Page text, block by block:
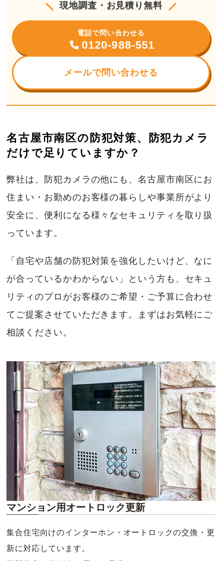
現地調査・お見積り無料
電話で問い合わせる
0120-988-551
メールで問い合わせる
名古屋市南区の防犯対策、防犯カメラ
だけで足りていますか？
弊社は、防犯カメラの他にも、名古屋市南区にお
住まい・お勤めのお客様の暮らしや事業所がより
安全に、便利になる様々なセキュリティを取り扱
っています。
「自宅や店舗の防犯対策を強化したいけど、なに
が合っているかわからない」という方も、セキュ
リティのプロがお客様のご希望・ご予算に合わせ
てご提案させていただきます。まずはお気軽にご
相談ください。
マンション用オートロック更新
集合住宅向けのインターホン・オートロックの交換・更
新に対応しています。